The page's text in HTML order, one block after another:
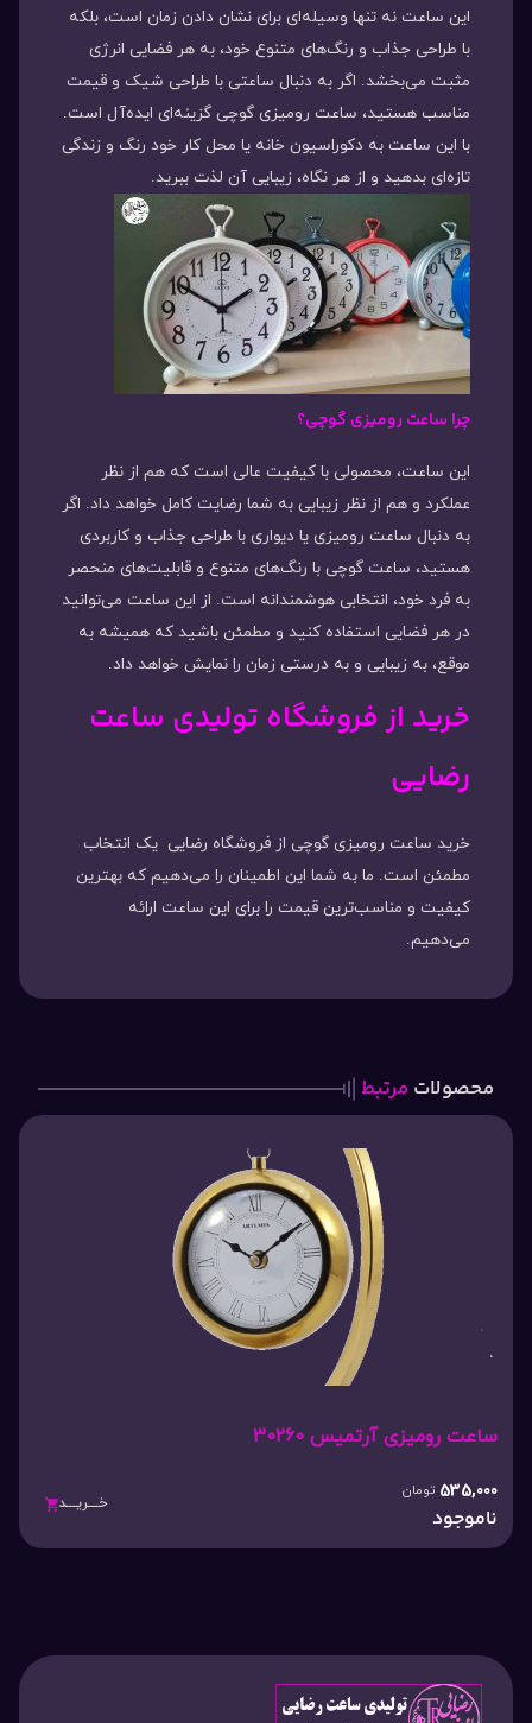
این ساعت نه تنها وسیله‌ای برای نشان دادن زمان است، بلکه
با طراحی جذاب و رنگ‌های متنوع خود، به هر فضایی انرژی
مثبت می‌بخشد. اگر به دنبال ساعتی با طراحی شیک و قیمت
مناسب هستید، ساعت رومیزی گوچی گزینه‌ای ایده‌آل است.
با این ساعت به دکوراسیون خانه یا محل کار خود رنگ و زندگی
تازه‌ای بدهید و از هر نگاه، زیبایی آن لذت ببرید.
چرا ساعت رومیزی گوچی؟
این ساعت، محصولی با کیفیت عالی است که هم از نظر
عملکرد و هم از نظر زیبایی به شما رضایت کامل خواهد داد. اگر
به دنبال ساعت رومیزی یا دیواری با طراحی جذاب و کاربردی
هستید، ساعت گوچی با رنگ‌های متنوع و قابلیت‌های منحصر
به فرد خود، انتخابی هوشمندانه است. از این ساعت می‌توانید
در هر فضایی استفاده کنید و مطمئن باشید که همیشه به
موقع، به زیبایی و به درستی زمان را نمایش خواهد داد.
خرید از فروشگاه تولیدی ساعت
رضایی
خرید ساعت رومیزی گوچی از فروشگاه رضایی یک انتخاب
مطمئن است. ما به شما این اطمینان را می‌دهیم که بهترین
کیفیت و مناسب‌ترین قیمت را برای این ساعت ارائه
می‌دهیم.
محصولات مرتبط
ساعت رومیزی آرتمیس 30260
535,000 تومان
ناموجود
خـــریـــد